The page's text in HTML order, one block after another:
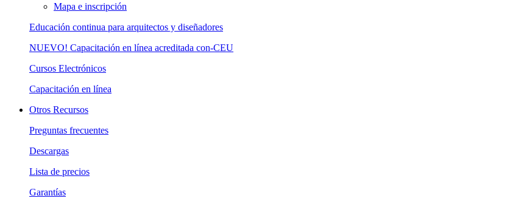
Mapa e inscripción
Educación continua para arquitectos y diseñadores
NUEVO! Capacitación en línea acreditada con-CEU
Cursos Electrónicos
Capacitación en línea
Otros Recursos
Preguntas frecuentes
Descargas
Lista de precios
Garantías